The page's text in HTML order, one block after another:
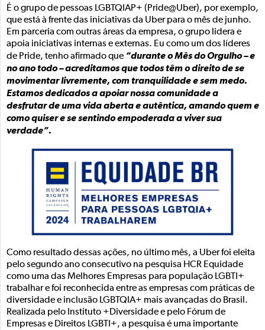
É o grupo de pessoas LGBTQIAP+ (Pride@Uber), por exemplo,
que está à frente das iniciativas da Uber para o mês de junho.
Em parceria com outras áreas da empresa, o grupo lidera e
apoia iniciativas internas e externas. Eu como um dos líderes
de Pride, tenho afirmado que “durante o Mês do Orgulho – e
no ano todo – acreditamos que todos têm o direito de se
movimentar livremente, com tranquilidade e sem medo.
Estamos dedicados a apoiar nossa comunidade a
desfrutar de uma vida aberta e autêntica, amando quem e
como quiser e se sentindo empoderada a viver sua
verdade”.
Como resultado dessas ações, no último mês, a Uber foi eleita
pelo segundo ano consecutivo na pesquisa HCR Equidade
como uma das Melhores Empresas para população LGBTI+
trabalhar e foi reconhecida entre as empresas com práticas de
diversidade e inclusão LGBTQIA+ mais avançadas do Brasil.
Realizada pelo Instituto +Diversidade e pelo Fórum de
Empresas e Direitos LGBTI+, a pesquisa é uma importante